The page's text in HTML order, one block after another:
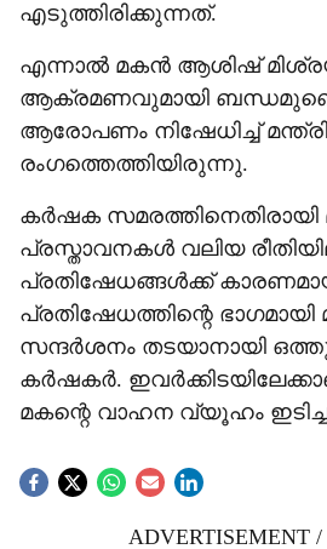
എടുത്തിരിക്കുന്നത്.
എന്നാല്‍ മകന്‍ ആശിഷ്
ആക്രമണവുമായി
ആരോപണം നിഷേധിച്ച്
രംഗത്തെത്തിയിരുന്നു.
കര്‍ഷക സമരത്തിനെതിരായി
പ്രസ്താവനകള്‍ വലിയ
പ്രതിഷേധങ്ങള്‍ക്ക്
പ്രതിഷേധത്തിന്റെ
സന്ദര്‍ശനം തടയാനായി
കര്‍ഷകര്‍.
മകന്റെ വാഹന വ്യൂഹം
ADVERTISEMENT